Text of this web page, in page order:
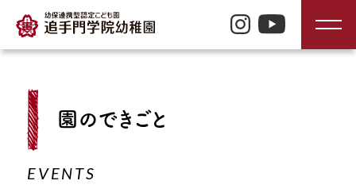
TOP
入園のご案内
園のできごと
EVENTS